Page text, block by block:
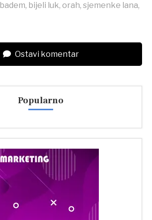
badem, bijeli luk, orah, sjemenke lana,
Ostavi komentar
Popularno